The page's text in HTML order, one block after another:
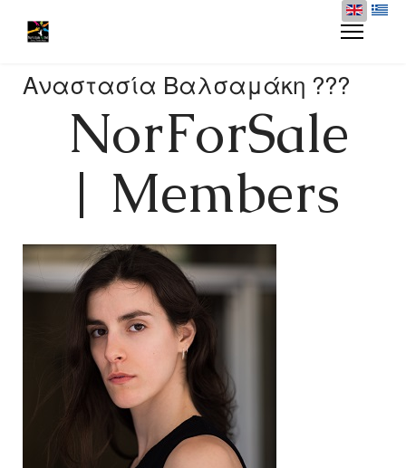
NorForSale
| Members
Αναστασία Βαλσαμάκη ???